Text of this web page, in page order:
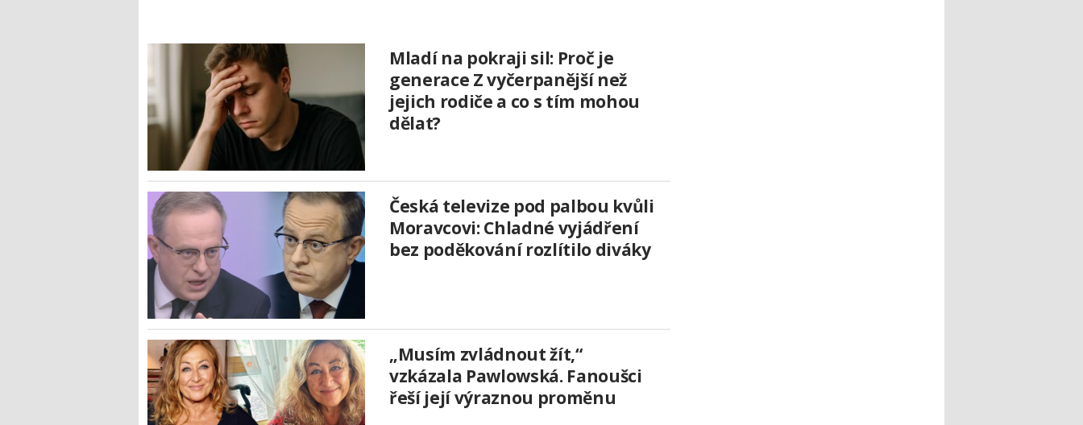
Mladí na pokraji sil: Proč je
generace Z vyčerpanější než
jejich rodiče a co s tím mohou
dělat?
Česká televize pod palbou kvůli
Moravcovi: Chladné vyjádření
bez poděkování rozlítilo diváky
„Musím zvládnout žít,“
vzkázala Pawlowská. Fanoušci
řeší její výraznou proměnu